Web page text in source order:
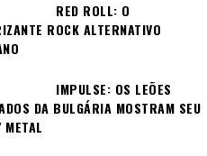
RED ROLL: O
ROCK ALTERNATIVO
IMPULSE: OS LEÕES
DA BULGÁRIA MOSTRAM SEU
METAL